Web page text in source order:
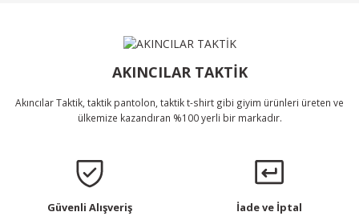
Ürün fiyatı diğer sitelerden daha pahalı.
Bu ürüne benzer farklı alternatifler olmalı.
Ürün Bulunamadı.
AKINCILAR TAKTİK
Akıncılar Taktik, taktik pantolon, taktik t-shirt gibi giyim ürünleri üreten ve
ülkemize kazandıran %100 yerli bir markadır.
Güvenli Alışveriş İade ve İptal